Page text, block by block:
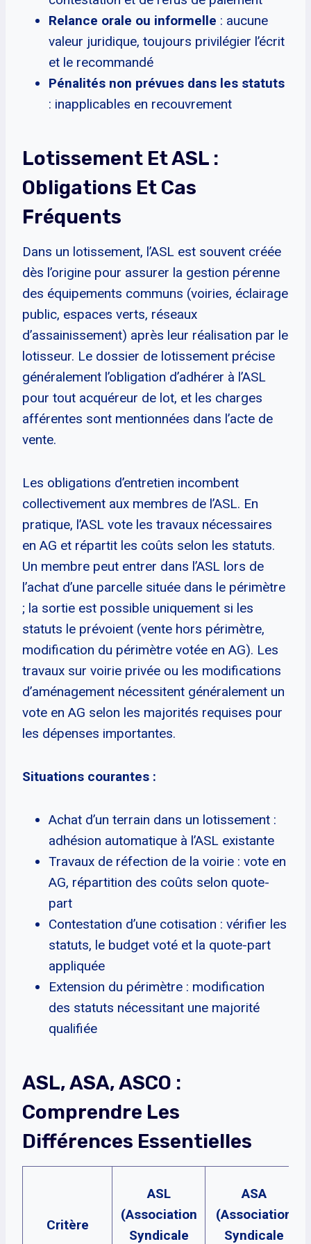
Relance orale ou informelle : aucune
valeur juridique, toujours privilégier l’écrit
et le recommandé
Pénalités non prévues dans les statuts
: inapplicables en recouvrement
Lotissement Et ASL :
Obligations Et Cas
Fréquents
Dans un lotissement, l’ASL est souvent créée
dès l’origine pour assurer la gestion pérenne
des équipements communs (voiries, éclairage
public, espaces verts, réseaux
d’assainissement) après leur réalisation par le
lotisseur. Le dossier de lotissement précise
généralement l’obligation d’adhérer à l’ASL
pour tout acquéreur de lot, et les charges
afférentes sont mentionnées dans l’acte de
vente.
Les obligations d’entretien incombent
collectivement aux membres de l’ASL. En
pratique, l’ASL vote les travaux nécessaires
en AG et répartit les coûts selon les statuts.
Un membre peut entrer dans l’ASL lors de
l’achat d’une parcelle située dans le périmètre
; la sortie est possible uniquement si les
statuts le prévoient (vente hors périmètre,
modification du périmètre votée en AG). Les
travaux sur voirie privée ou les modifications
d’aménagement nécessitent généralement un
vote en AG selon les majorités requises pour
les dépenses importantes.
Situations courantes :
Achat d’un terrain dans un lotissement :
adhésion automatique à l’ASL existante
Travaux de réfection de la voirie : vote en
AG, répartition des coûts selon quote-
part
Contestation d’une cotisation : vérifier les
statuts, le budget voté et la quote-part
appliquée
Extension du périmètre : modification
des statuts nécessitant une majorité
qualifiée
ASL, ASA, ASCO :
Comprendre Les
Différences Essentielles
Critère
ASL
(Association
Syndicale
ASA
(Association
Syndicale